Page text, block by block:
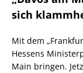
sich
Mit dem
Hessens
Main bringen.